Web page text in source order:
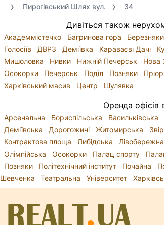
Пирогівський Шлях вул.
34
Дивіться також
Академмістечко Багринова гора Березняки
Голосіїв
ДВРЗ Деміївка Караваєві Дачі
Мишоловка
Нивки Нижній Печерськ Нова
Осокорки
Печерськ Поділ Позняки
Харківський масив
Центр Шулявка
Оренда офісів
Арсенальна Бориспільська Васильківська
Деміївська
Дорогожичі Житомирська
Контрактова площа
Либідська Лівобережна
Олімпійська
Осокорки Палац спорту
Позняки
Політехнічний інститут Почайна
Шевченка
Театральна Університет